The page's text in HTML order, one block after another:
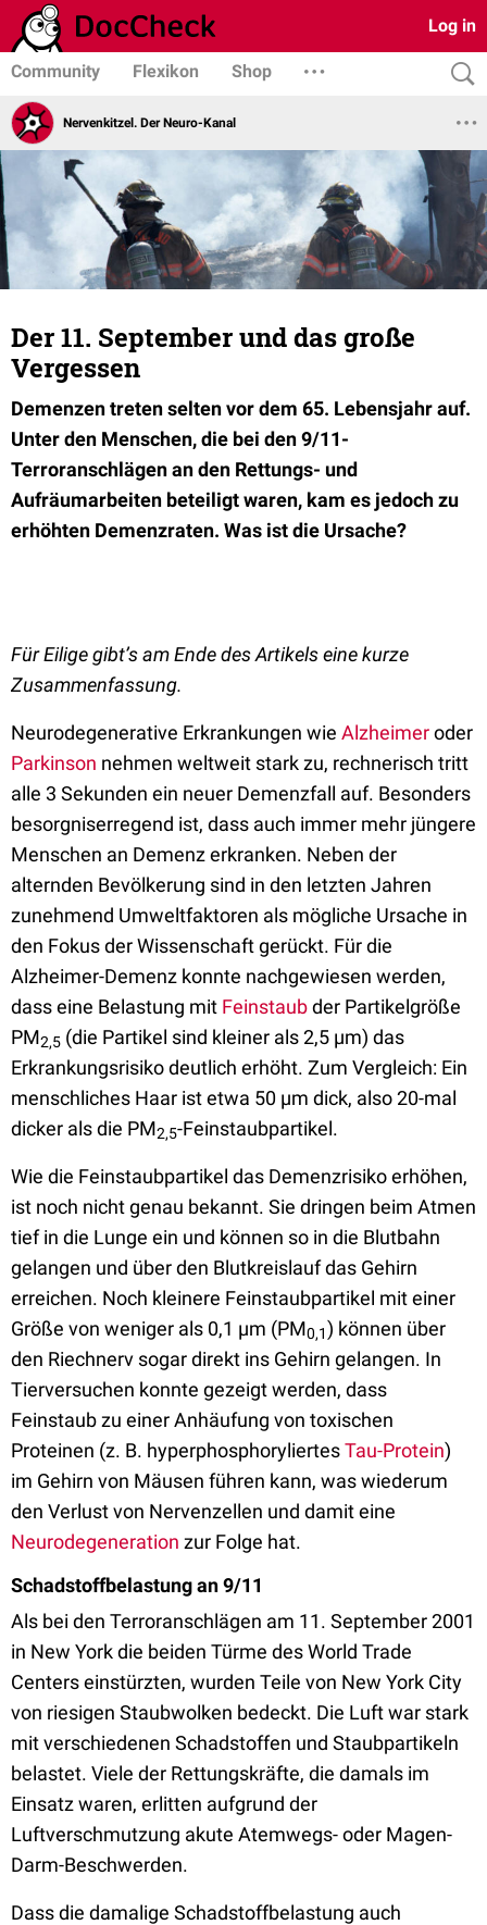
Log in
Community Flexikon Shop
Nervenkitzel. Der Neuro-Kanal
Der 11. September und das große
Vergessen
Demenzen treten selten vor dem 65. Lebensjahr auf.
Unter den Menschen, die bei den 9/11-
Terroranschlägen an den Rettungs- und
Aufräumarbeiten beteiligt waren, kam es jedoch zu
erhöhten Demenzraten. Was ist die Ursache?
Für Eilige gibt’s am Ende des Artikels eine kurze
Zusammenfassung.
Neurodegenerative Erkrankungen wie Alzheimeroder
Parkinson nehmen weltweit stark zu, rechnerisch tritt
alle 3 Sekunden ein neuer Demenzfall auf. Besonders
besorgniserregend ist, dass auch immer mehr jüngere
Menschen an Demenz erkranken. Neben der
alternden Bevölkerung sind in den letzten Jahren
zunehmend Umweltfaktoren als mögliche Ursache in
den Fokus der Wissenschaft gerückt. Für die
Alzheimer-Demenz konnte nachgewiesen werden,
dass eine Belastung mit Feinstaubder Partikelgröße
PM2,5 (die Partikel sind kleiner als 2,5 µm) das
Erkrankungsrisiko deutlich erhöht. Zum Vergleich: Ein
menschliches Haar ist etwa 50 µm dick, also 20-mal
dicker als die PM2,5-Feinstaubpartikel.
Wie die Feinstaubpartikel das Demenzrisiko erhöhen,
ist noch nicht genau bekannt. Sie dringen beim Atmen
tief in die Lunge ein und können so in die Blutbahn
gelangen und über den Blutkreislauf das Gehirn
erreichen. Noch kleinere Feinstaubpartikel mit einer
Größe von weniger als 0,1 µm (PM0,1) können über
den Riechnerv sogar direkt ins Gehirn gelangen. In
Tierversuchen konnte gezeigt werden, dass
Feinstaub zu einer Anhäufung von toxischen
Proteinen (z. B. hyperphosphoryliertesTau-Protein)
im Gehirn von Mäusen führen kann, was wiederum
den Verlust von Nervenzellen und damit eine
Neurodegeneration zur Folge hat.
Schadstoffbelastung an 9/11
Als bei den Terroranschlägen am 11. September 2001
in New York die beiden Türme des World Trade
Centers einstürzten, wurden Teile von New York City
von riesigen Staubwolken bedeckt. Die Luft war stark
mit verschiedenen Schadstoffen und Staubpartikeln
belastet. Viele der Rettungskräfte, die damals im
Einsatz waren, erlitten aufgrund der
Luftverschmutzung akute Atemwegs- oder Magen-
Darm-Beschwerden.
Dass die damalige Schadstoffbelastung auch